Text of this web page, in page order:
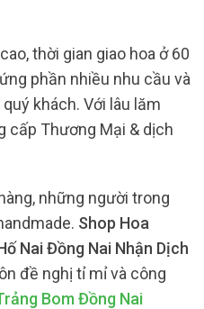
thời gian giao hoa ở 60
phần nhiều nhu cầu và
khách. Với lâu lăm
cấp Thương Mại & dịch
những người trong
Shop Hoa
Nai Đồng Nai Nhận Dịch
đề nghị tỉ mỉ và công
Bom Đồng Nai